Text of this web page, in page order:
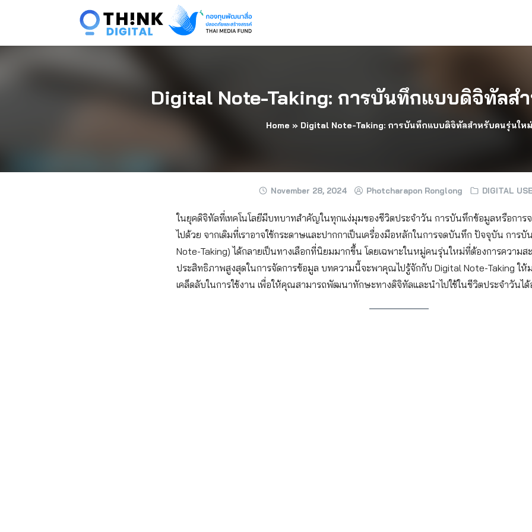
Digital Note-Taking: การบันทึกแบบดิจิทัลส
Home » Digital Note-Taking: การบันทึกแบบดิจิทัลสำหรับคนรุ่นใหม่
November 28, 2024 Photcharapon Ronglong DIGITAL USE
ในยุคดิจิทัลที่เทคโนโลยีมีบทบาทสำคัญในทุกแง่มุมของชีวิตประจำวัน การบันทึกข้อมูลหรือการ
ไปด้วย จากเดิมที่เราอาจใช้กระดาษและปากกาเป็นเครื่องมือหลักในการจดบันทึก ปัจจุบัน การ
Note-Taking) ได้กลายเป็นทางเลือกที่นิยมมากขึ้น โดยเฉพาะในหมู่คนรุ่นใหม่ที่ต้องการความส
ประสิทธิภาพสูงสุดในการจัดการข้อมูล บทความนี้จะพาคุณไปรู้จักกับ Digital Note-Taking ใ
เคล็ดลับในการใช้งาน เพื่อให้คุณสามารถพัฒนาทักษะทางดิจิทัลและนำไปใช้ในชีวิตประจำวันได้